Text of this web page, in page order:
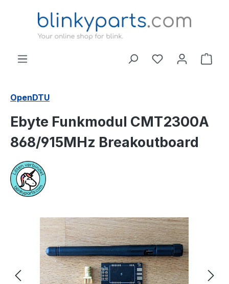
Zum Hauptinhalt springen
OpenDTU
Ebyte Funkmodul CMT2300A
868/915MHz Breakoutboard
Bildergalerie überspringen